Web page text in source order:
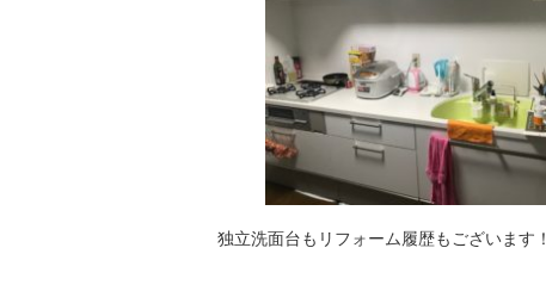
独立洗面台もリフォーム履歴もございます！